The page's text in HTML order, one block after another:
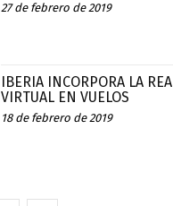
27 de febrero de 2019
IBERIA INCORPORA LA
VIRTUAL EN VUELOS
18 de febrero de 2019